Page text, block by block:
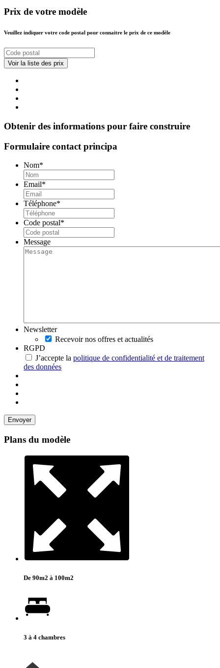
Prix de votre modèle
Veuillez indiquer votre code postal pour connaitre le prix de ce modèle
Obtenir des informations pour faire construire
Formulaire contact principa
Nom*
Email*
Téléphone*
Code postal*
Message
Newsletter
Recevoir nos offres et actualités
RGPD
J’accepte la politique de confidentialité et de traitement
des données
Plans du modèle
De 90m2 à 100m2
3 à 4 chambres